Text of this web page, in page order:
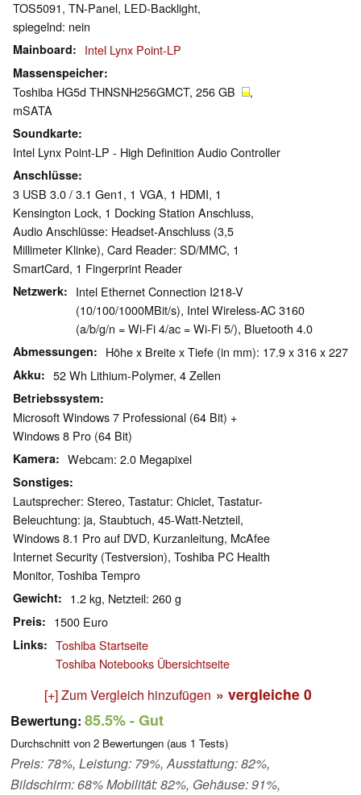
TOS5091, TN-Panel, LED-Backlight,
spiegelnd: nein
Mainboard Intel Lynx Point-LP
Massenspeicher
Toshiba HG5d THNSNH256GMCT, 256 GB
,
mSATA
Soundkarte
Intel Lynx Point-LP - High Definition Audio Controller
Anschlüsse
3 USB 3.0 / 3.1 Gen1, 1 VGA, 1 HDMI, 1
Kensington Lock, 1 Docking Station Anschluss,
Audio Anschlüsse: Headset-Anschluss (3,5
Millimeter Klinke), Card Reader: SD/MMC, 1
SmartCard, 1 Fingerprint Reader
Netzwerk
Intel Ethernet Connection I218-V
(10/100/1000MBit/s), Intel Wireless-AC 3160
(a/b/g/n = Wi-Fi 4/ac = Wi-Fi 5/), Bluetooth 4.0
Abmessungen Höhe x Breite x Tiefe (in mm): 17.9 x 316 x 227
Akku 52 Wh Lithium-Polymer, 4 Zellen
Betriebssystem
Microsoft Windows 7 Professional (64 Bit) +
Windows 8 Pro (64 Bit)
Kamera Webcam: 2.0 Megapixel
Sonstiges
Lautsprecher: Stereo, Tastatur: Chiclet, Tastatur-
Beleuchtung: ja, Staubtuch, 45-Watt-Netzteil,
Windows 8.1 Pro auf DVD, Kurzanleitung, McAfee
Internet Security (Testversion), Toshiba PC Health
Monitor, Toshiba Tempro
Gewicht 1.2 kg, Netzteil: 260 g
Preis 1500 Euro
Links
Toshiba Startseite
Toshiba Notebooks Übersichtseite
[+] Zum Vergleich hinzufügen » vergleiche 0
Bewertung: 85.5%- Gut
Durchschnitt von 2 Bewertungen (aus 1 Tests)
Preis: 78%, Leistung: 79%, Ausstattung: 82%,
Bildschirm: 68% Mobilität: 82%, Gehäuse: 91%,